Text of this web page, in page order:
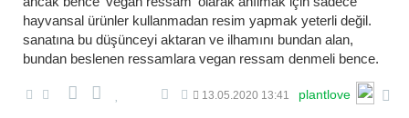
hayvansal ürünler kullanmadan resim yapmak yeterli değil.
sanatına bu düşünceyi aktaran ve ilhamını bundan alan,
bundan beslenen ressamlara vegan ressam denmeli bence.
13.05.2020 13:41 plantlove